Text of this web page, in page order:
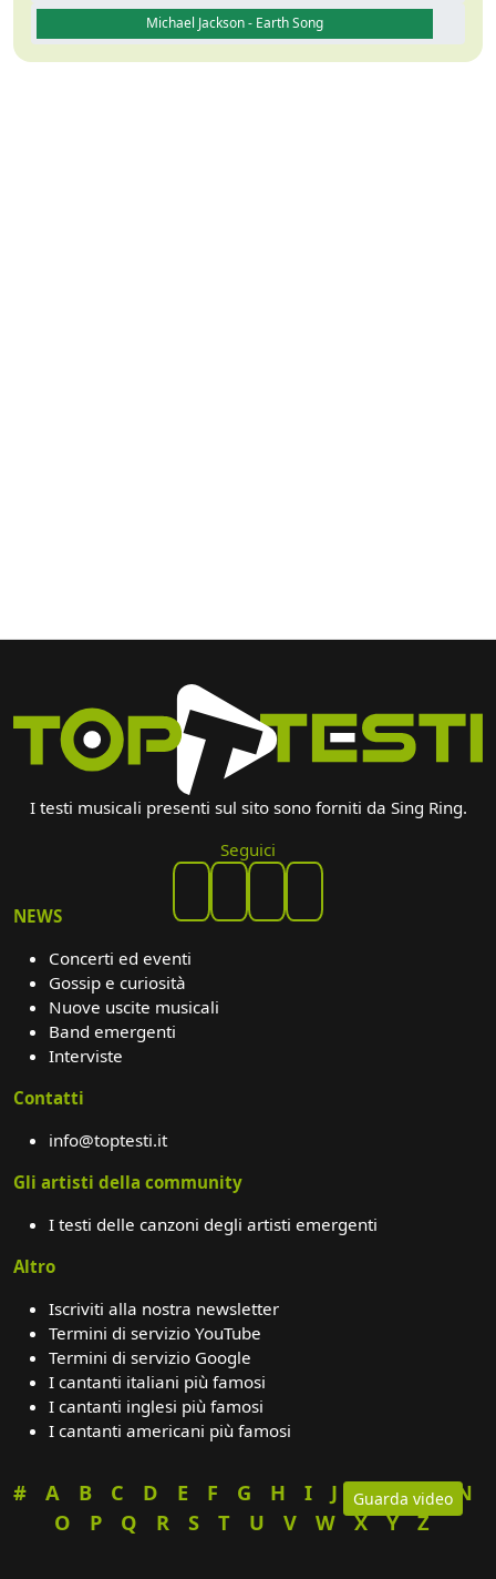
Guarda video
Michael Jackson - Earth Song
I testi musicali presenti sul sito sono forniti da Sing Ring.
Seguici
NEWS
Concerti ed eventi
Gossip e curiosità
Nuove uscite musicali
Band emergenti
Interviste
Contatti
info@toptesti.it
Gli artisti della community
I testi delle canzoni degli artisti emergenti
Altro
Iscriviti alla nostra newsletter
Termini di servizio YouTube
Termini di servizio Google
I cantanti italiani più famosi
I cantanti inglesi più famosi
I cantanti americani più famosi
# A B C D E F G H I J K L M
N
O
P Q R S T U V W X Y Z